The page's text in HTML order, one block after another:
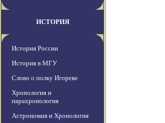
ИСТОРИЯ
История России
История в МГУ
Слово о полку Игореве
Хронология и
парахронология
Астрономия и Хронология